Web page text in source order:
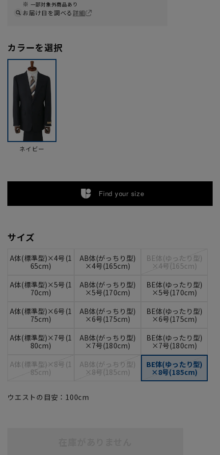
一部対象外商品あり
お届け日を調べる詳細
カラーを選択
ネイビー
Find your size
サイズ
A体(標準型)×4号(1
65cm)
AB体(がっちり型)
×4号(165cm)
BE体(ゆったり型)
×4号(165cm)
A体(標準型)×5号(1
70cm)
AB体(がっちり型)
×5号(170cm)
BE体(ゆったり型)
×5号(170cm)
A体(標準型)×6号(1
75cm)
AB体(がっちり型)
×6号(175cm)
BE体(ゆったり型)
×6号(175cm)
A体(標準型)×7号(1
80cm)
AB体(がっちり型)
×7号(180cm)
BE体(ゆったり型)
×7号(180cm)
A体(標準型)×8号(1
85cm)
AB体(がっちり型)
×8号(185cm)
BE体(ゆったり型)
×8号(185cm)
ウエストの目安： 100cm